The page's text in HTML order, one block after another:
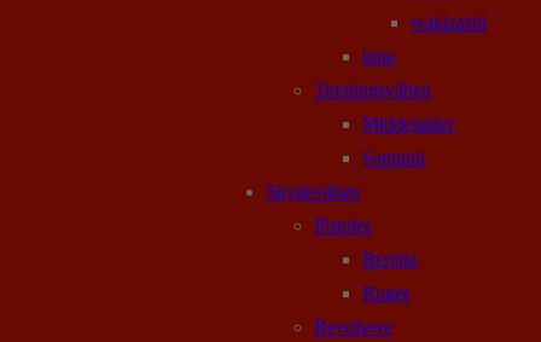
wakizashi
kina
Træningsvåben
Middelalder
Samurai
Skydevåben
Pistoler
Beretta
Ruger
Revolvere